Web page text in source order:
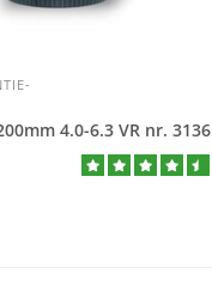
4.0-6.3 VR nr. 3136